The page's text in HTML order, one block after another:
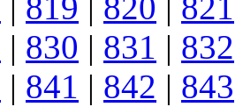
| 830 | 831 | 832
| 841 | 842 | 843